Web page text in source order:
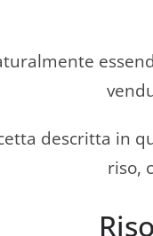
descritta in
riso,